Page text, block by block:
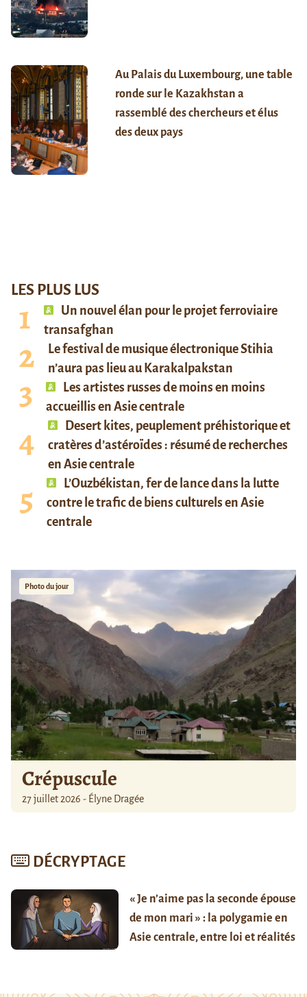
Au Palais du Luxembourg, une table
ronde sur le Kazakhstan a
rassemblé des chercheurs et élus
des deux pays
LES PLUS LUS
Un nouvel élan pour le projet ferroviaire
transafghan
Le festival de musique électronique Stihia
n’aura pas lieu au Karakalpakstan
Les artistes russes de moins en moins
accueillis en Asie centrale
Desert kites, peuplement préhistorique et
cratères d’astéroïdes : résumé de recherches
en Asie centrale
L’Ouzbékistan, fer de lance dans la lutte
contre le trafic de biens culturels en Asie
centrale
Photo du jour
Crépuscule
27 juillet 2026 - Élyne Dragée
DÉCRYPTAGE
« Je n’aime pas la seconde épouse
de mon mari » : la polygamie en
Asie centrale, entre loi et réalités